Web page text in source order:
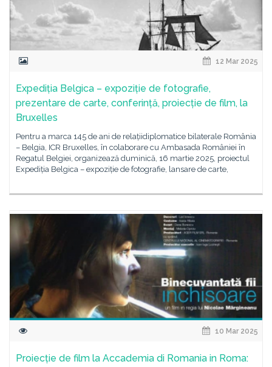
12 Mar 2025
Expediția Belgica – expoziție de fotografie,
prezentare de carte, conferință, proiecție de film, la
Bruxelles
Pentru a marca 145 de ani de relațiidiplomatice bilaterale România
– Belgia, ICR Bruxelles, în colaborare cu Ambasada României în
Regatul Belgiei, organizează duminică, 16 martie 2025, proiectul
Expediția Belgica – expoziție de fotografie, lansare de carte,
10 Mar 2025
Proiecție de film la Accademia di Romania in Roma: